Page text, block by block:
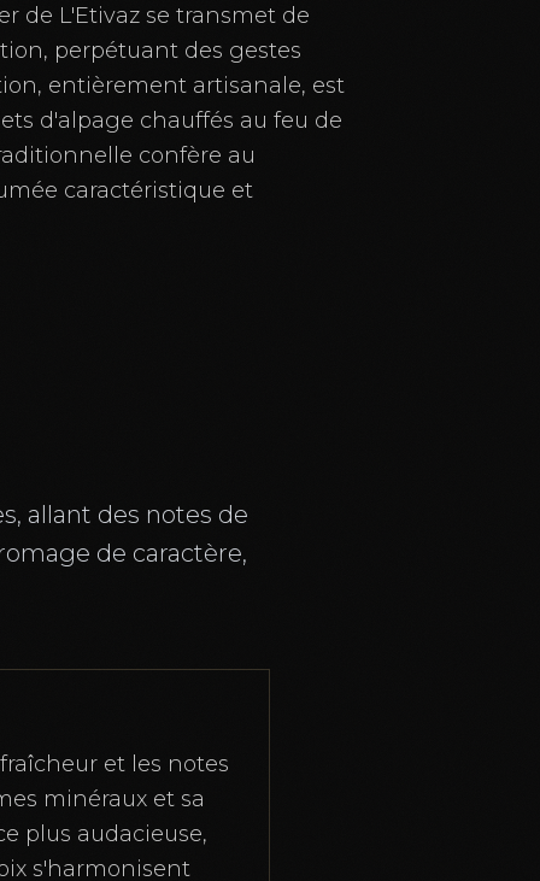
de L'Etivaz se transmet de
perpétuant des gestes
entièrement artisanale, est
d'alpage chauffés au feu de
confère au
caractéristique et
allant des notes de
de caractère,
et les notes
minéraux et sa
plus audacieuse,
s'harmonisent